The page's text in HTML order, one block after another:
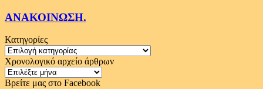
ΑΝΑΚΟΙΝΩΣΗ.
Κατηγορίες
Κατηγορίες
Χρονολογικό αρχείο άρθρων
Χρονολογικό
αρχείο
Βρείτε μας στο Facebook